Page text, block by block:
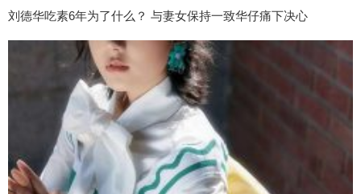
刘德华吃素6年为了什么？ 与妻女保持一致华仔痛下决心